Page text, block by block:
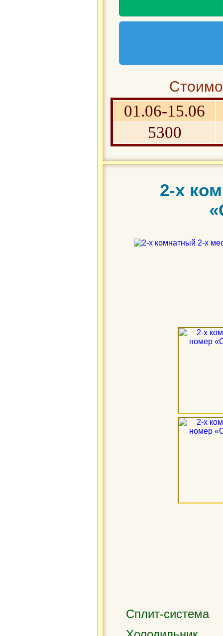
01.06-15.06
5300
2-х
Сплит-система